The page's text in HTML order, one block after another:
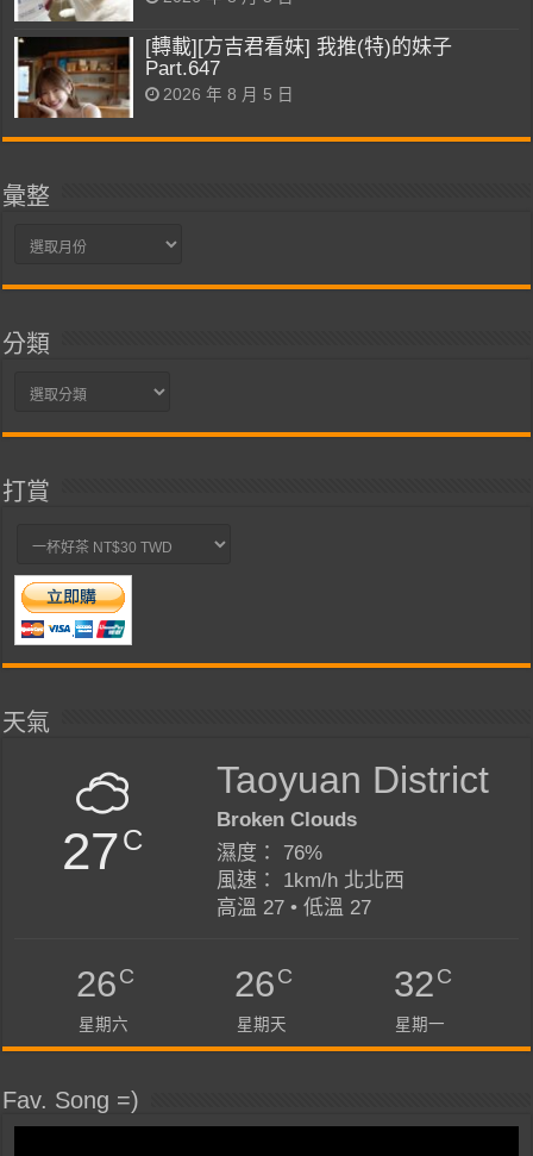
[轉載][方吉君看妹] 我推(特)的妹子
Part.647
2026 年 8 月 5 日
彙整
彙
分類
分
打賞
天氣
27C
Taoyuan District
Broken Clouds
濕度： 76%
風速： 1km/h 北北西
高溫 27 • 低溫 27
26C
星期六
26C
星期天
32C
星期一
Fav. Song =)